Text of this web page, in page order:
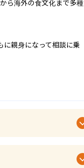
ら海外の食文化まで多種
に親身になって相談に乗